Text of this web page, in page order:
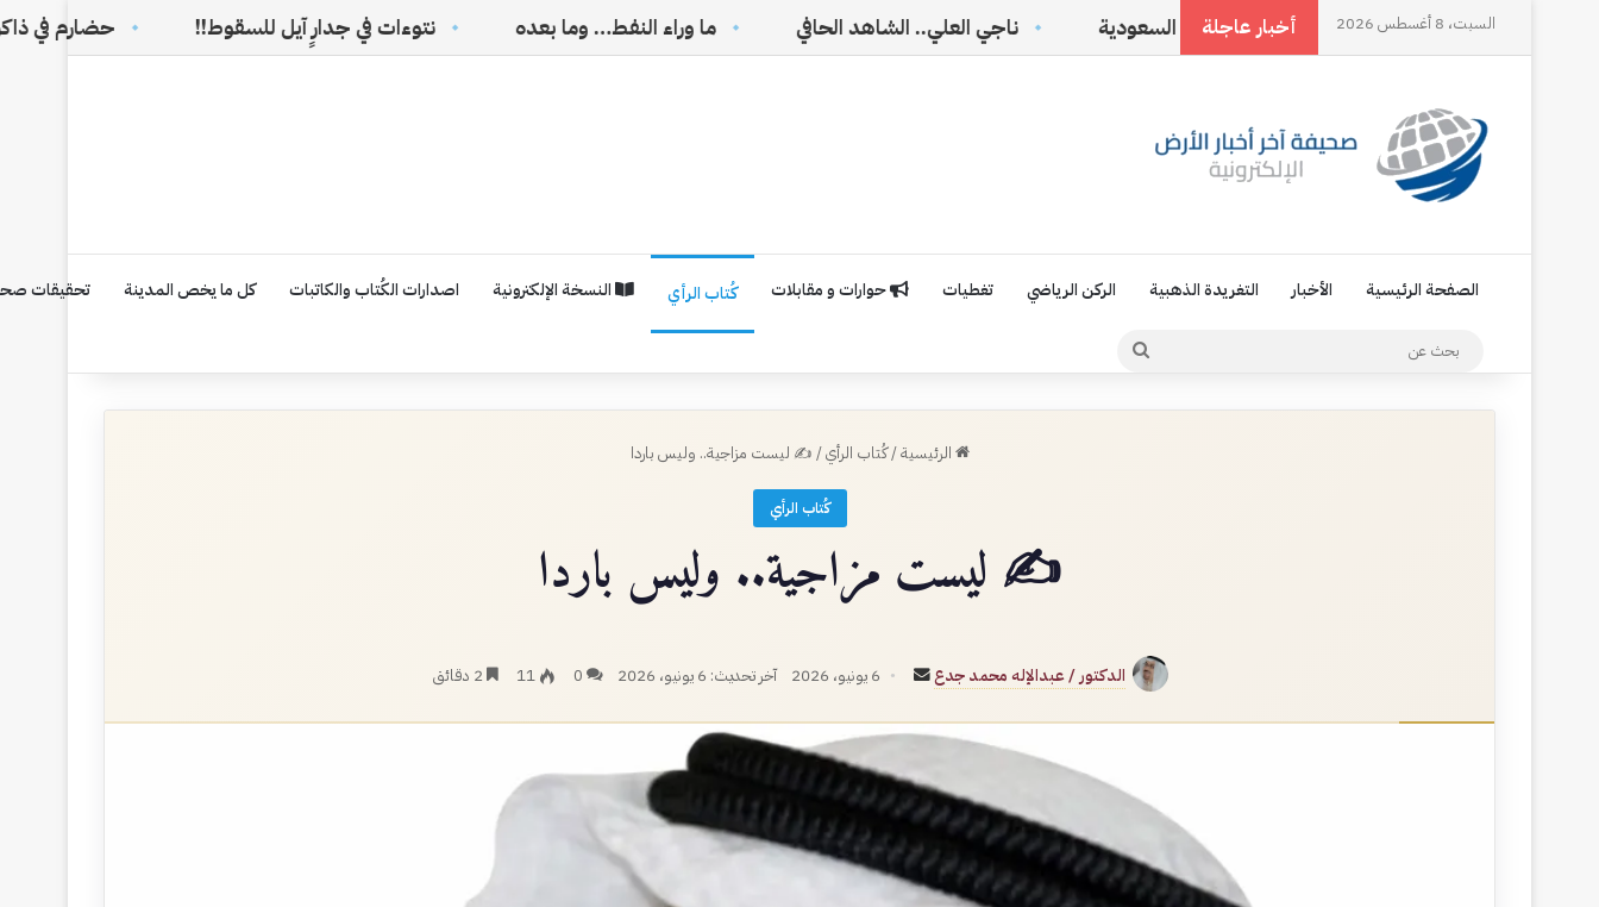
السبت، 8 أغسطس 2026 أخبار عاجلة
مكة، تجسيد للإرادة السياسية السعودية ناجي العلي.. الشاهد الحافي ما وراء النفط… وما بعده نتوءات في جدارٍ آيل للسقوط!! حضارم في ذاكرة الوطن
الصفحة الرئيسية الأخبار التغريدة الذهبية الركن الرياضي تغطيات حوارات و مقابلات كُتاب الرأي النسخة الإلكترونية اصدارات الكُتاب والكاتبات كل ما يخص المدينة تحقيقات
بحث
الرئيسية/كُتاب الرأي/ ✍️ ليست مزاجية.. وليس باردا
كُتاب الرأي
✍️ ليست مزاجية.. وليس باردا
الدكتور / عبدالإله محمد جدع
أرسل
إلكترونيا
6 يونيو، 2026 آخر تحديث: 6 يونيو، 2026 0
11